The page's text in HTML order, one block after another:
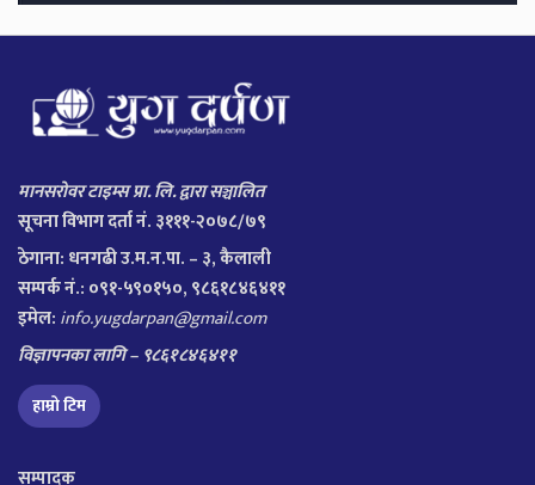
मानसरोवर टाइम्स प्रा. लि. द्वारा सञ्चालित
सूचना विभाग दर्ता नं. ३१११-२०७८/७९
ठेगाना: धनगढी उ.म.न.पा. – ३, कैलाली
सम्पर्क नं.: ०९१-५९०१५०, ९८६१८४६४११
इमेल: info.yugdarpan@gmail.com
विज्ञापनका लागि – ९८६१८४६४११
हाम्रो टिम
सम्पादक